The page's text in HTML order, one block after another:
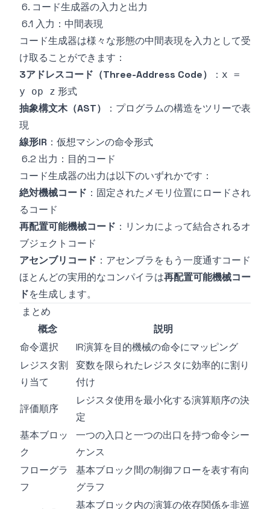
6. コード生成器の入力と出力
6.1 入力：中間表現
コード生成器は様々な形態の中間表現を入力として受
け取ることができます：
3アドレスコード（Three-Address Code）
： x =
y op z 形式
抽象構文木（AST）
：プログラムの構造をツリーで表
現
線形IR ：仮想マシンの命令形式
6.2 出力：目的コード
コード生成器の出力は以下のいずれかです：
絶対機械コード ：固定されたメモリ位置にロードされ
るコード
再配置可能機械コード ：リンカによって結合されるオ
ブジェクトコード
アセンブリコード ：アセンブラをもう一度通すコード
ほとんどの実用的なコンパイラは再配置可能機械コー
ドを生成します。
まとめ
概念
説明
命令選択
IR演算を目的機械の命令にマッピング
レジスタ割
り当て
変数を限られたレジスタに効率的に割り
付け
評価順序
レジスタ使用を最小化する演算順序の決
定
基本ブロッ
ク
一つの入口と一つの出口を持つ命令シー
ケンス
フローグラ
フ
基本ブロック間の制御フローを表す有向
グラフ
基本ブロック内の演算の依存関係を非巡